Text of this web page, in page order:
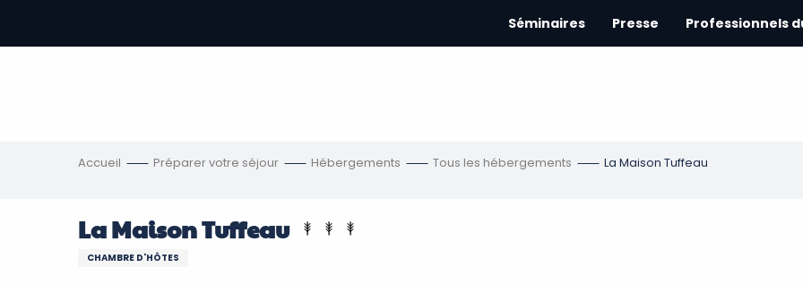
contenu
Séminaires Presse Professionnels
Accueil Préparer votre séjour Hébergements Tous les hébergements La Maison Tuffeau
La Maison Tuffeau
CHAMBRE D'HÔTES